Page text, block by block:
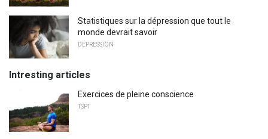
Statistiques sur la dépression que tout le
monde devrait savoir
DÉPRESSION
Intresting articles
Exercices de pleine conscience
TSPT